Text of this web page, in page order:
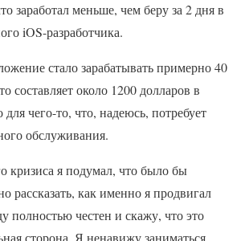
заработал меньше, чем беру за 2 дня в
iOS-разработчика.
стало зарабатывать примерно 40
составляет около 1200 долларов в
чего-то, что, надеюсь, потребует
обслуживания.
кризиса я подумал, что было бы
рассказать, как именно я продвигал
полностью честен и скажу, что это